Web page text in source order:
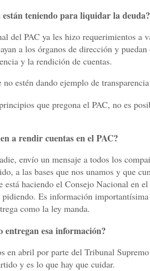
teniendo para liquidar la deuda?
del PAC ya les hizo requerimientos a
a los órganos de dirección y puedan
y la rendición de cuentas.
no estén dando ejemplo de
que pregona el PAC, no es
a rendir cuentas en el PAC?
envío un mensaje a todos los
a las bases que nos unamos y que
está haciendo el Consejo Nacional en
pidiendo. Es información
como la ley manda.
entregan esa información?
en abril por parte del Tribunal
y es lo que hay que cuidar.